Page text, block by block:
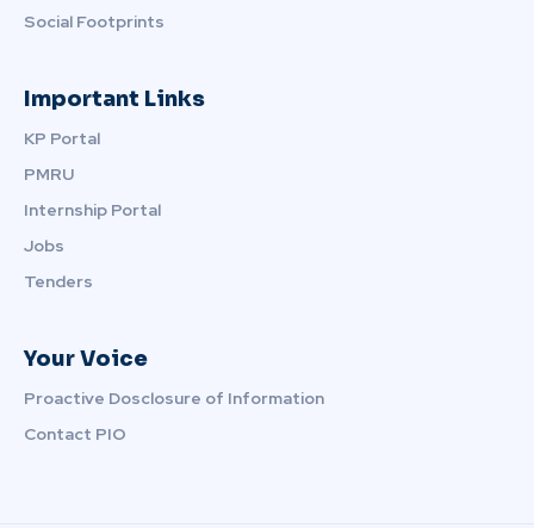
Social Footprints
Important Links
KP Portal
PMRU
Internship Portal
Jobs
Tenders
Your Voice
Proactive Dosclosure of Information
Contact PIO